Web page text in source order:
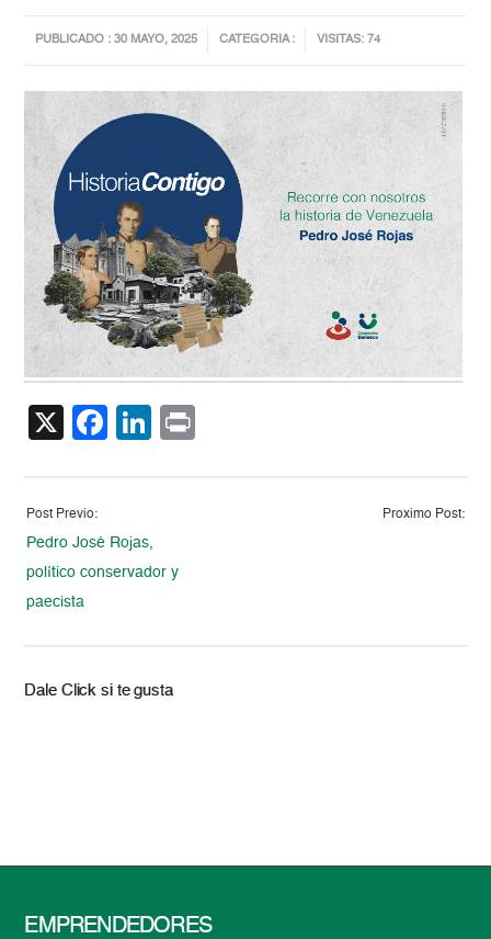
PUBLICADO : 30 MAYO, 2025 CATEGORIA : VISITAS: 74
X Facebook
LinkedIn
Post Previo:
Pedro José Rojas,
político conservador y
paecista
Proximo Post:
Dale Click si te gusta
EMPRENDEDORES